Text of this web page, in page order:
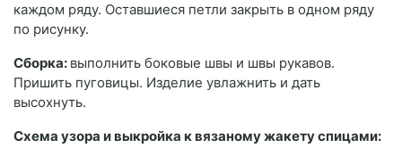
каждом ряду. Оставшиеся петли закрыть в одном ряду
по рисунку.
Сборка: выполнить боковые швы и швы рукавов.
Пришить пуговицы. Изделие увлажнить и дать
высохнуть.
Схема узора и выкройка к вязаному жакету спицами: